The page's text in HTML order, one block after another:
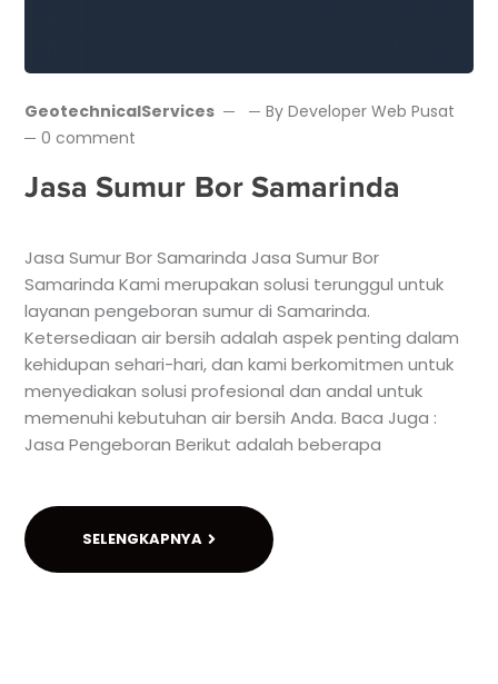
GeotechnicalServices ByDeveloper Web Pusat
0 comment
Jasa Sumur Bor Samarinda
Jasa Sumur Bor Samarinda Jasa Sumur Bor
Samarinda Kami merupakan solusi terunggul untuk
layanan pengeboran sumur di Samarinda.
Ketersediaan air bersih adalah aspek penting dalam
kehidupan sehari-hari, dan kami berkomitmen untuk
menyediakan solusi profesional dan andal untuk
memenuhi kebutuhan air bersih Anda. Baca Juga :
Jasa Pengeboran Berikut adalah beberapa
SELENGKAPNYA